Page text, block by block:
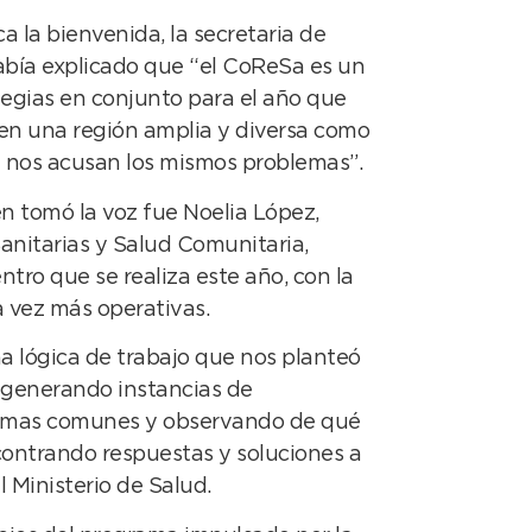
la bienvenida, la secretaria de
explicado que “el CoReSa es un
en conjunto para el año que
una región amplia y diversa como
acusan los mismos problemas”.
tomó la voz fue Noelia López,
y Salud Comunitaria,
que se realiza este año, con la
más operativas.
lógica de trabajo que nos planteó
instancias de
comunes y observando de qué
respuestas y soluciones a
Ministerio de Salud.